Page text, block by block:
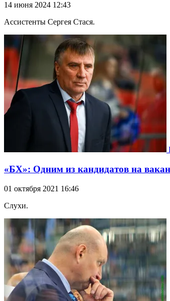
14 июня 2024 12:43
Ассистенты Сергея Стася.
«БХ»: Одним из кандидатов на
01 октября 2021 16:46
Слухи.